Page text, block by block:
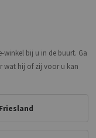
winkel bij u in de buurt. Ga
wat hij of zij voor u kan
Friesland